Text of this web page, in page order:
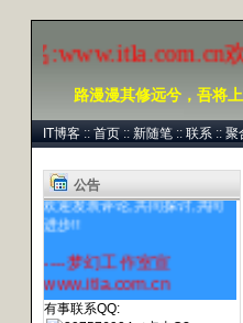
:www.itla.com.cn欢
路漫漫其修远兮，吾将
IT博客 :: 首页 :: 新随笔 :: 联系 :: 聚
公告
提供一个学习的平台,希望大家
欢迎发表评论,共同探讨,共同
进步!!
----梦幻工作室宣
www.itla.com.cn
有事联系QQ: